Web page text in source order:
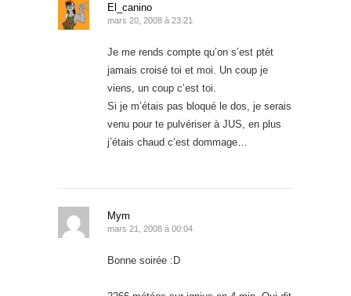
El_canino
mars 20, 2008 à 23:21
Je me rends compte qu’on s’est ptèt
jamais croisé toi et moi. Un coup je
viens, un coup c’est toi.
Si je m’étais pas bloqué le dos, je serais
venu pour te pulvériser à JUS, en plus
j’étais chaud c’est dommage…
Mym
mars 21, 2008 à 00:04
Bonne soirée :D